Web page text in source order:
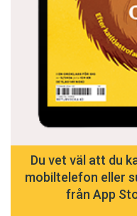
Du vet väl att du
mobiltelefon eller
från App